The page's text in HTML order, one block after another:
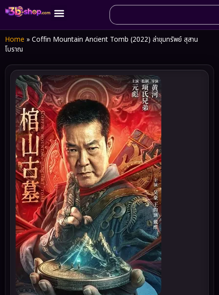
Home » Coffin Mountain Ancient Tomb (2022) ล่าขุมทรัพย์ สุสาน
โบราณ